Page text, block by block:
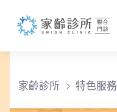
營養點滴
家齡診所 特色服務